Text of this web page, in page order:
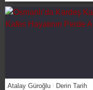
Atalay Güroğlu Derin Tarih